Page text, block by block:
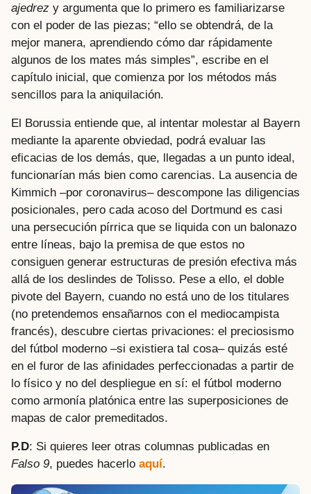
ajedrez y argumenta que lo primero es familiarizarse
con el poder de las piezas; “ello se obtendrá, de la
mejor manera, aprendiendo cómo dar rápidamente
algunos de los mates más simples”, escribe en el
capítulo inicial, que comienza por los métodos más
sencillos para la aniquilación.
El Borussia entiende que, al intentar molestar al Bayern
mediante la aparente obviedad, podrá evaluar las
eficacias de los demás, que, llegadas a un punto ideal,
funcionarían más bien como carencias. La ausencia de
Kimmich –por coronavirus– descompone las diligencias
posicionales, pero cada acoso del Dortmund es casi
una persecución pírrica que se liquida con un balonazo
entre líneas, bajo la premisa de que estos no
consiguen generar estructuras de presión efectiva más
allá de los deslindes de Tolisso. Pese a ello, el doble
pivote del Bayern, cuando no está uno de los titulares
(no pretendemos ensañarnos con el mediocampista
francés), descubre ciertas privaciones: el preciosismo
del fútbol moderno –si existiera tal cosa– quizás esté
en el furor de las afinidades perfeccionadas a partir de
lo físico y no del despliegue en sí: el fútbol moderno
como armonía platónica entre las superposiciones de
mapas de calor premeditados.
P.D: Si quieres leer otras columnas publicadas en
Falso 9, puedes hacerlo aquí.